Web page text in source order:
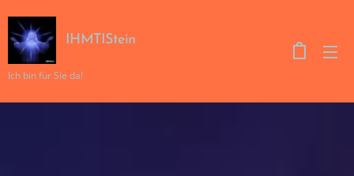
IHMTIStein
Ich bin für Sie da!